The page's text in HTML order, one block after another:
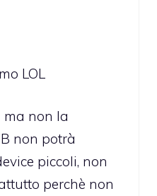
LOL
non la
non potrà
piccoli, non
perchè non